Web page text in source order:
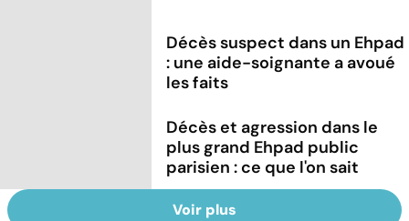
Décès suspect dans un Ehpad
: une aide-soignante a avoué
les faits
Décès et agression dans le
plus grand Ehpad public
parisien : ce que l'on sait
Voir plus